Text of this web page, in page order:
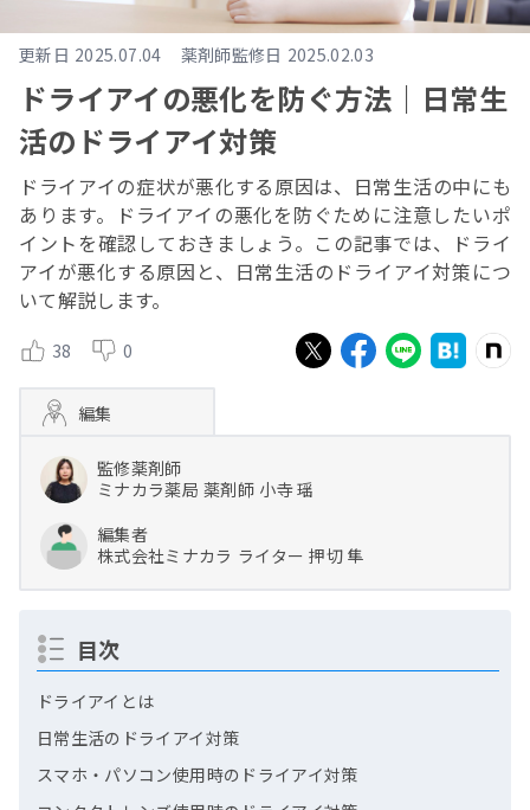
更新日 2025.07.04 薬剤師監修日 2025.02.03
ドライアイの悪化を防ぐ方法｜日常生
活のドライアイ対策
ドライアイの症状が悪化する原因は、日常生活の中にも
あります。ドライアイの悪化を防ぐために注意したいポ
イントを確認しておきましょう。この記事では、ドライ
アイが悪化する原因と、日常生活のドライアイ対策につ
いて解説します。
38 0
編集
監修薬剤師
ミナカラ薬局 薬剤師 小寺 瑶
編集者
株式会社ミナカラ ライター 押切 隼
目次
ドライアイとは
日常生活のドライアイ対策
スマホ・パソコン使用時のドライアイ対策